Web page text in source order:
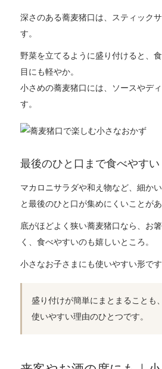
深さのある蕎麦猪口は、スティック
す。
野菜を立てるように盛り付けると、
目にも軽やか。
小さめの蕎麦猪口には、ソースやデ
す。
最後のひと口まで食べやすい
マカロニサラダや和え物など、細か
と最後のひと口が集めにくいことがあ
底がほどよく狭い蕎麦猪口なら、お
く、食べやすいのも嬉しいところ。
小さなお子さまにも使いやすい形です
盛り付けが簡単にまとまることも
使いやすい理由のひとつです。